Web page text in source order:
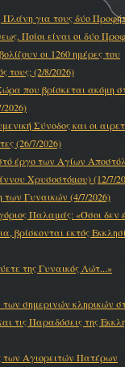
για τους δύο
Ποίοι είναι οι δύο
οι 1260 ημέρες του
τους; (2/8/2026)
που βρίσκεται ακόμη
2026)
Σύνοδος και οι
(26/7/2026)
έργο των Αγίων
Χρυσοστόμου) (12/7/
Γυναικών (4/7/2026)
Παλαμάς: «Όσοι δεν
βρίσκονται εκτός
της Γυναικός Λώτ...»
σημερινών κληρικών
τις Παραδόσεις της
των Αγιορειτών Πατέρων